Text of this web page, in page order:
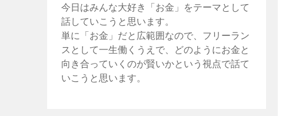
今日はみんな大好き「お金」をテーマとして
話していこうと思います。
単に「お金」だと広範囲なので、フリーラン
スとして一生働くうえで、どのようにお金と
向き合っていくのが賢いかという視点で話て
いこうと思います。